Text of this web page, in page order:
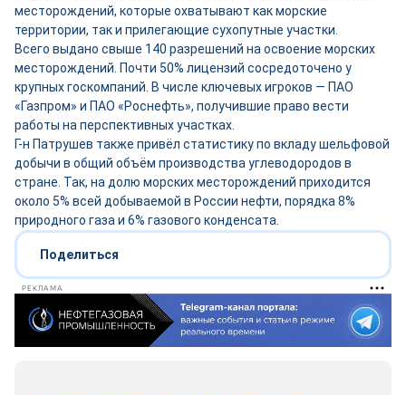
месторождений, которые охватывают как морские
территории, так и прилегающие сухопутные участки.
Всего выдано свыше 140 разрешений на освоение морских
месторождений. Почти 50% лицензий сосредоточено у
крупных госкомпаний. В числе ключевых игроков — ПАО
«Газпром» и ПАО «Роснефть», получившие право вести
работы на перспективных участках.
Г-н Патрушев также привёл статистику по вкладу шельфовой
добычи в общий объём производства углеводородов в
стране. Так, на долю морских месторождений приходится
около 5% всей добываемой в России нефти, порядка 8%
природного газа и 6% газового конденсата.
Поделиться
РЕКЛАМА